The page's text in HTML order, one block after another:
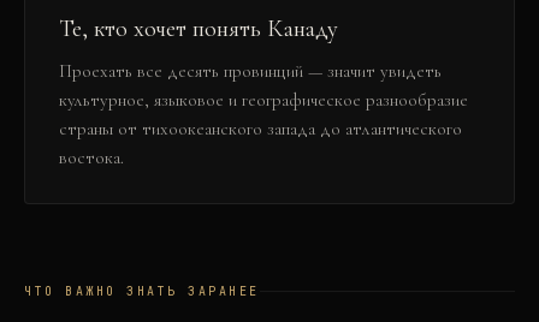
Те, кто хочет понять Канаду
Проехать все десять провинций — значит увидеть
культурное, языковое и географическое разнообразие
страны от тихоокеанского запада до атлантического
востока.
ЧТО ВАЖНО ЗНАТЬ ЗАРАНЕЕ